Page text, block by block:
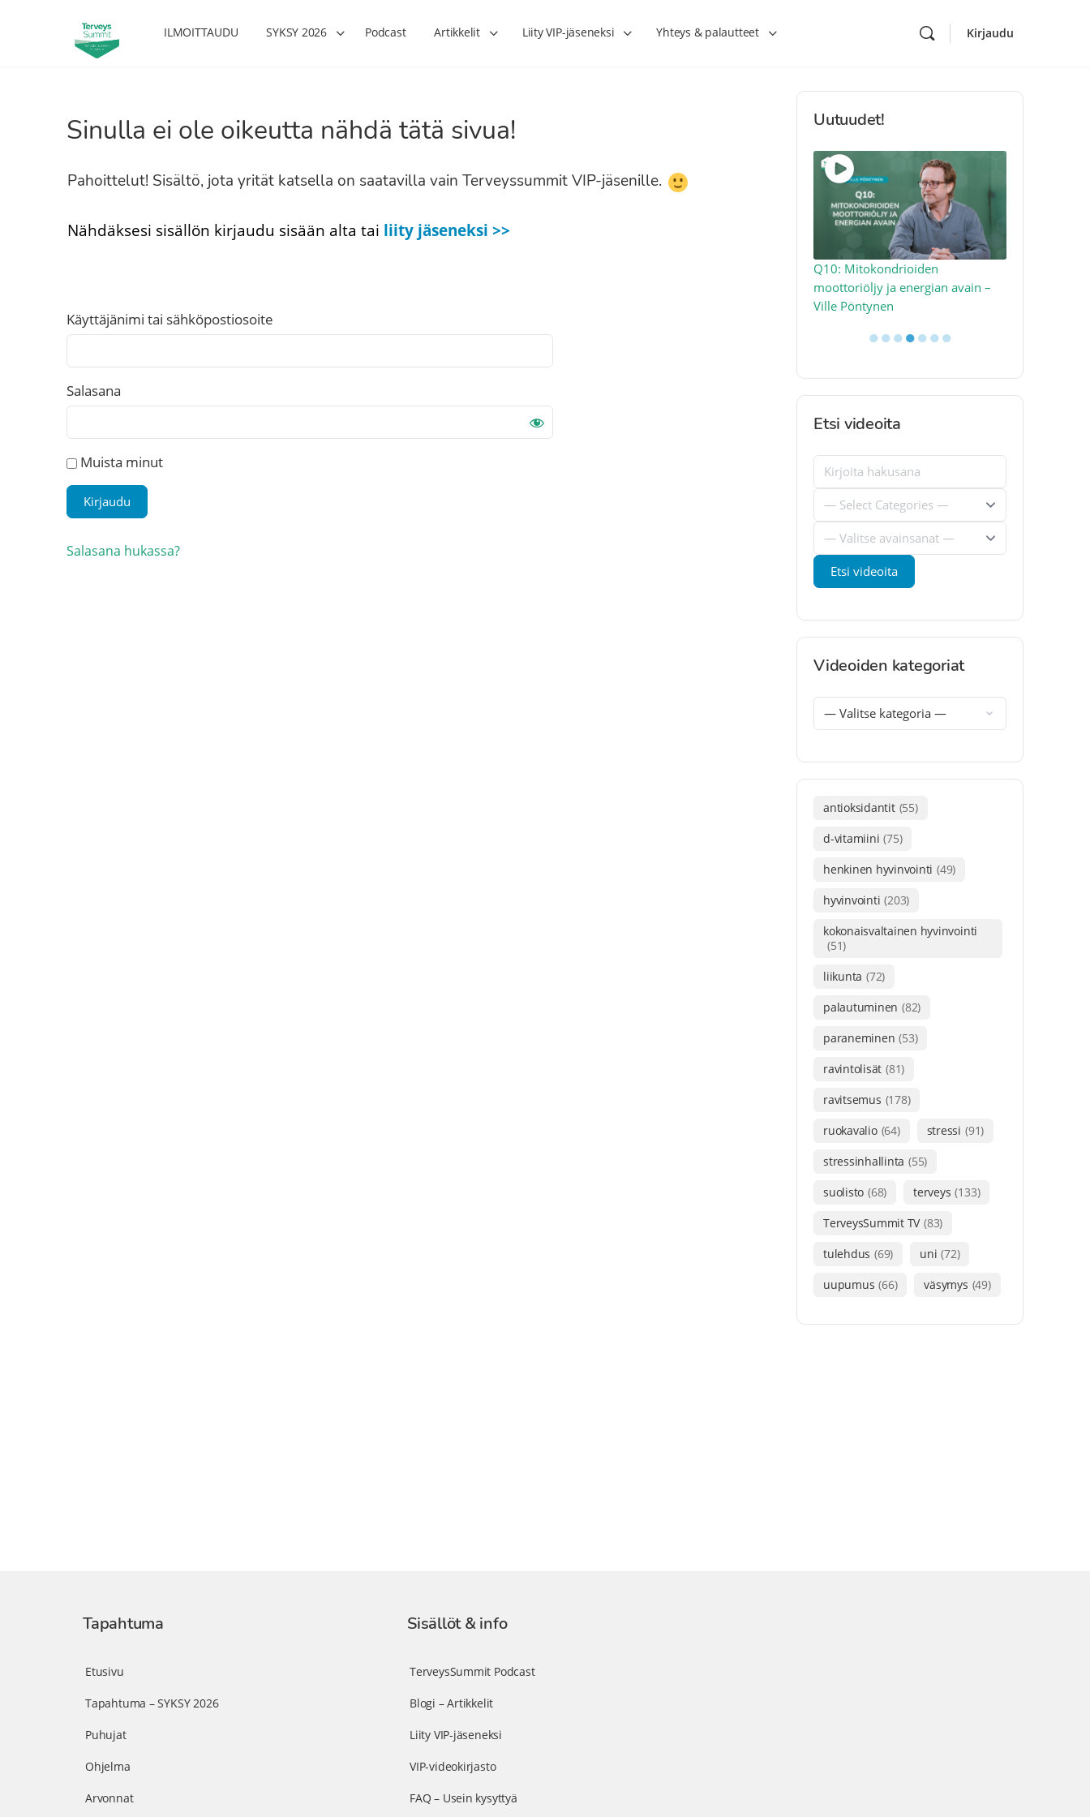
ILMOITTAUDU SYKSY 2026 Podcast Artikkelit Liity VIP-jäseneksi Yhteys & palautteet Kirjaudu
Sinulla ei ole oikeutta nähdä tätä sivua!
Pahoittelut! Sisältö, jota yrität katsella on saatavilla vain Terveyssummit VIP-jäsenille.
Nähdäksesi sisällön kirjaudu sisään alta tai liity jäseneksi >>
Käyttäjänimi tai sähköpostiosoite
Salasana
Muista minut
Salasana hukassa?
Uutuudet!
Q10: Mitokondrioiden
moottoriöljy ja energian avain –
Ville Pöntynen
●●●●●●●
Etsi videoita
Videoiden kategoriat
antioksidantit (55)
d-vitamiini (75)
henkinen hyvinvointi (49)
hyvinvointi (203)
kokonaisvaltainen hyvinvointi
(51)
liikunta (72)
palautuminen (82)
paraneminen (53)
ravintolisät (81)
ravitsemus (178)
ruokavalio (64) stressi (91)
stressinhallinta (55)
suolisto (68) terveys (133)
TerveysSummit TV (83)
tulehdus (69) uni (72)
uupumus (66) väsymys (49)
Tapahtuma
Etusivu
Tapahtuma – SYKSY 2026
Puhujat
Ohjelma
Arvonnat
Sisällöt & info
TerveysSummit Podcast
Blogi – Artikkelit
Liity VIP-jäseneksi
VIP-videokirjasto
FAQ – Usein kysyttyä